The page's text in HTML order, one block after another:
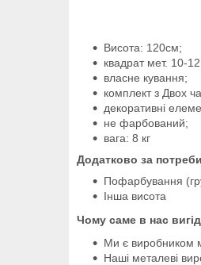
Висота: 120см;
квадрат мет. 10-
власне кування;
комплект з Двох
декоративні
не фарбований;
вага: 8 кг
Додатково за
Пофарбування
Інша висота
Чому саме в нас
Ми є виробником
Наші металеві